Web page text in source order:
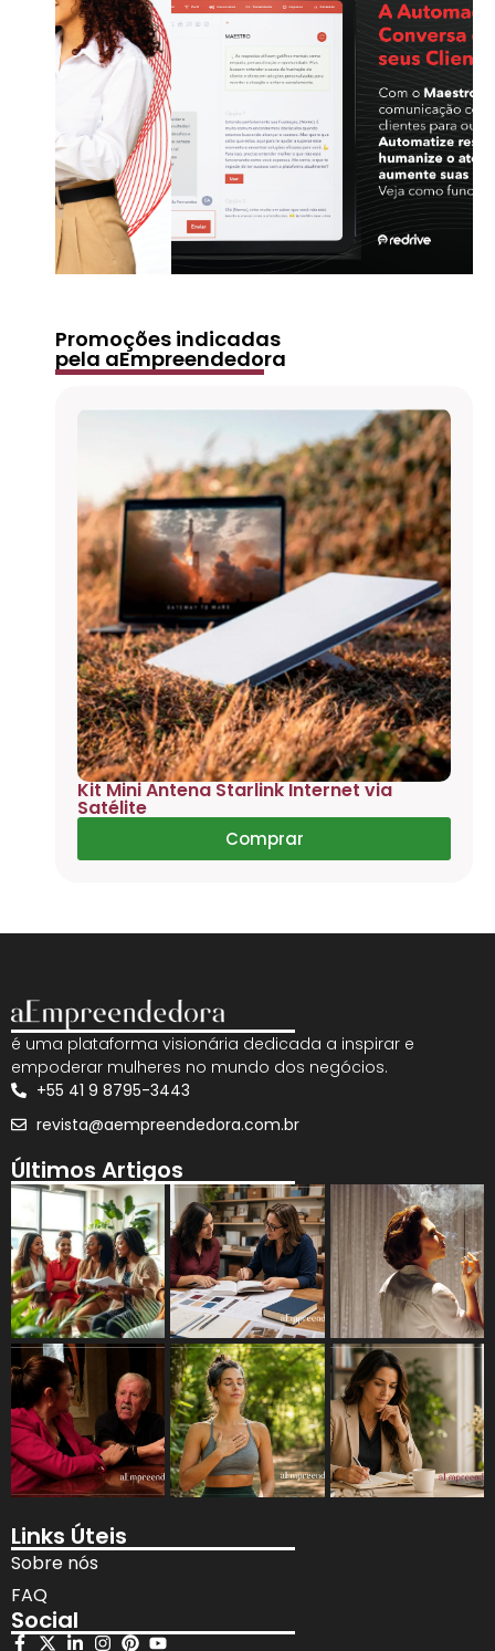
Promoções indicadas
pela aEmpreendedora
Kit Mini Antena Starlink Internet via
Satélite
Comprar
é uma plataforma visionária dedicada a inspirar e
empoderar mulheres no mundo dos negócios.
+55 41 9 8795-3443
revista@aempreendedora.com.br
Últimos Artigos
Links Úteis
Sobre nós
FAQ
Social